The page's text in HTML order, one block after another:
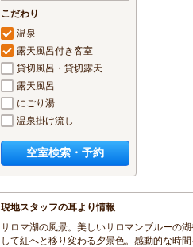
こだわり
温泉
露天風呂付き客室
貸切風呂・貸切露天
露天風呂
にごり湯
温泉掛け流し
空室検索・予約
現地スタッフの耳より情報
サロマ湖の風景。美しいサロマンブルーの
して紅へと移り変わる夕景色。感動的な時